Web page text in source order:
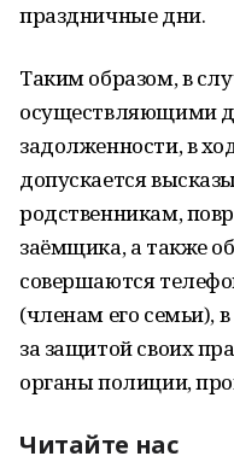
праздничные дни.
Таким образом, в
осуществляющими
задолженности, в
допускается
родственникам,
заёмщика, а также
совершаются
(членам его семьи),
за защитой своих
органы полиции,
Читайте нас